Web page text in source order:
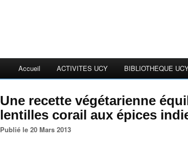
Accueil ACTIVITES UCY BIBLIOTHEQUE
Une recette végétarienne
lentilles corail aux épices
Publié le 20 Mars 2013